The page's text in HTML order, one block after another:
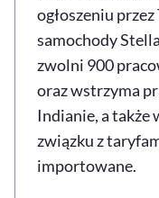
ogłoszeniu
samochody
zwolni 900
oraz wstrzyma
Indianie, a także
związku z
importowane.